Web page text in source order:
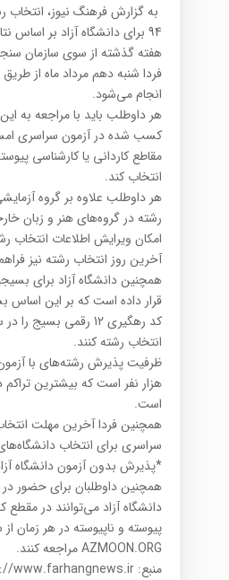
به گزارش فرهنگ نیوز،
94 برای دانشگاه آزاد بر اساس
انجام می‌شود.
هر داوطلب باید با مراجعه به
مقاطع کاردانی یا کارشناسی
انتخاب کند.
هر داوطلب علاوه بر گروه
رشته در گروه‌های هنر و زبان
امکان ویرایش اطلاعات انتخاب
آخرین روز انتخاب رشته نیز
همچنین دانشگاه آزاد برای
قرار داده است که بر این اساس
کد رهگیری 12 رقمی
انتخاب رشته کنند.
هزار نفر است که بیشترین
است.
همچنین فردا آخرین مهلت
سراسری برای انتخاب
*پذیرش بدون آزمون دانشگاه
همچنین داوطلبان برای حضور
دانشگاه آزاد می‌توانند در مقطع
پیوسته و ناپیوسته در هر زمان
AZMOON.ORG مراجعه کنند.
منبع: http://www.farhangnews.ir